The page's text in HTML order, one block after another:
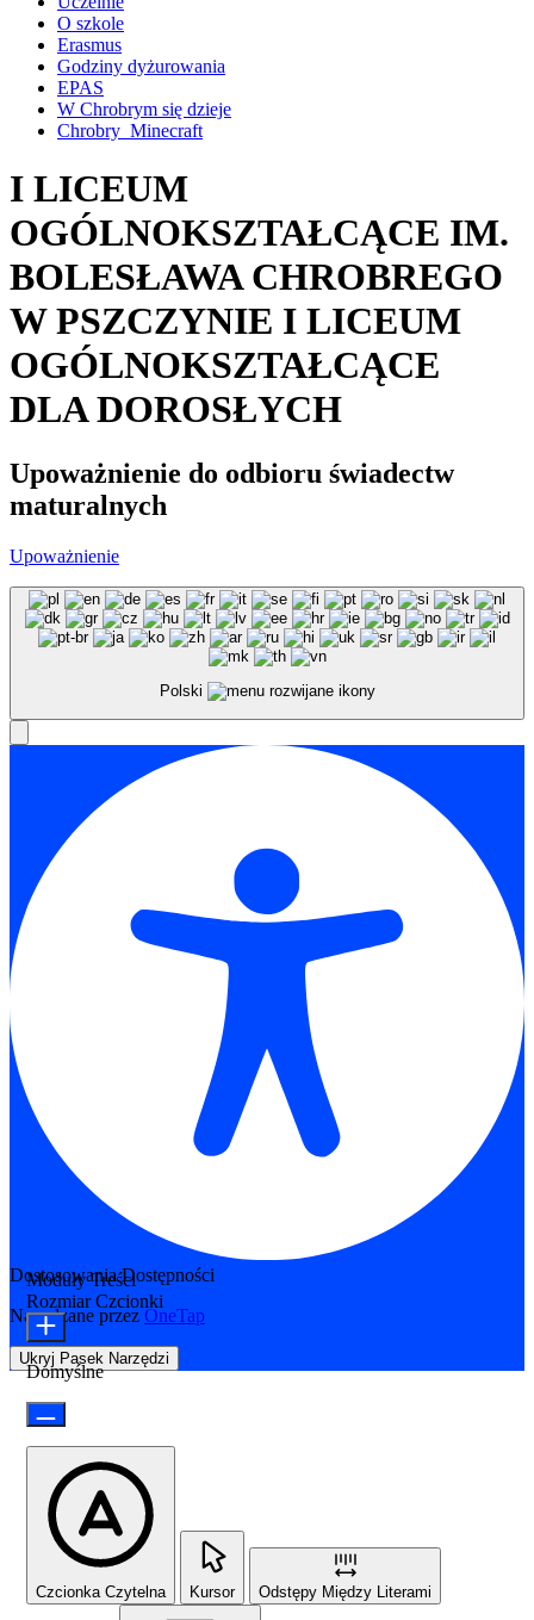
O szkole
Erasmus
Godziny dyżurowania
EPAS
W Chrobrym się dzieje
Chrobry_Minecraft
I LICEUM
OGÓLNOKSZTAŁCĄCE IM.
BOLESŁAWA CHROBREGO
W PSZCZYNIE I LICEUM
OGÓLNOKSZTAŁCĄCE
DLA DOROSŁYCH
Upoważnienie do odbioru świadectw
maturalnych
Upoważnienie
Polski
Dostosowania Dostępności
Napędzane przez OneTap
Ukryj Pasek Narzędzi
Moduły Treści
Rozmiar Czcionki
Domyślne
Czcionka Czytelna Kursor Odstępy Między Literami